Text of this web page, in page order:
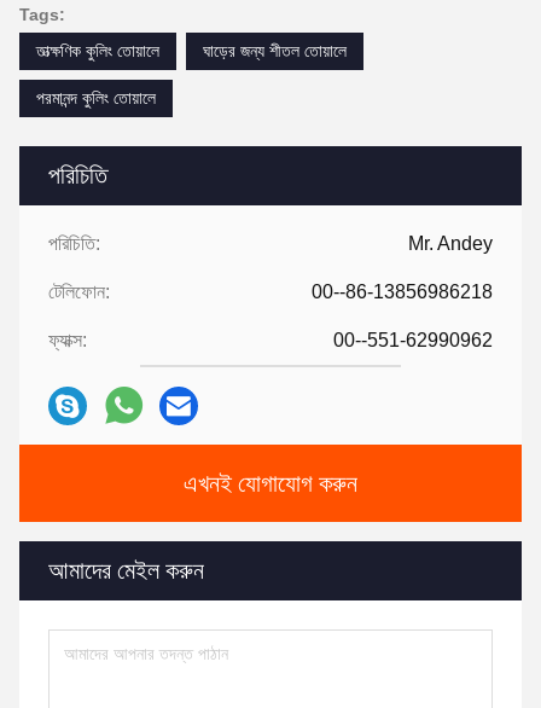
পরিচিতি
পরিচিতি: Mr. Andey
টেলিফোন: 00--86-13856986218
ফ্যাক্স: 00--551-62990962
এখনই যোগাযোগ করুন
আমাদের মেইল ​​করুন
Tags:
তাত্ক্ষণিক কুলিং তোয়ালে
ঘাড়ের জন্য শীতল তোয়ালে
পরমানন্দ কুলিং তোয়ালে